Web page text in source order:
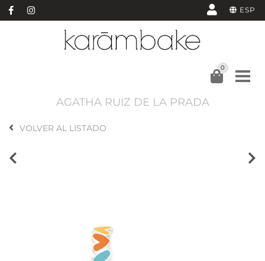
ESP
0
AGATHA RUIZ DE LA PRADA
VOLVER AL LISTADO